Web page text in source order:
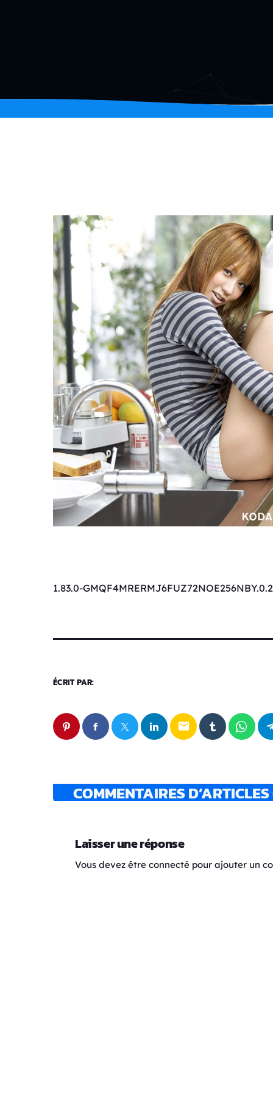
1.83.0-
ÉCRIT PAR:
email
COMMENTAIRES
Laisser une réponse
Vous devez être connecté pour ajouter un